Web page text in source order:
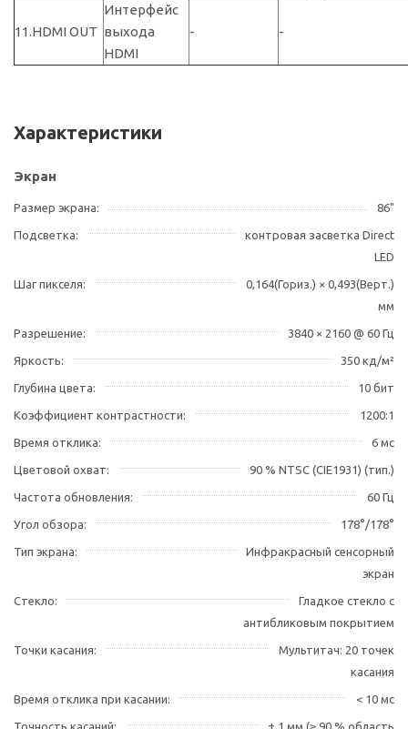
11.HDMI OUT
Интерфейс
выхода
HDMI
- -
Характеристики
Экран
Размер экрана 86"
Подсветка
контровая засветка Direct
LED
Шаг пикселя
0,164(Гориз.) × 0,493(Верт.)
мм
Разрешение 3840 × 2160 @ 60 Гц
Яркость 350 кд/м²
Глубина цвета 10 бит
Коэффициент контрастности 1200:1
Время отклика 6 мс
Цветовой охват 90 % NTSC (CIE1931) (тип.)
Частота обновления 60 Гц
Угол обзора 178°/178°
Тип экрана
Инфракрасный сенсорный
экран
Стекло
Гладкое стекло с
антибликовым покрытием
Точки касания
Мультитач: 20 точек
касания
Время отклика при касании < 10 мс
Точность касаний ± 1 мм (≥ 90 % область